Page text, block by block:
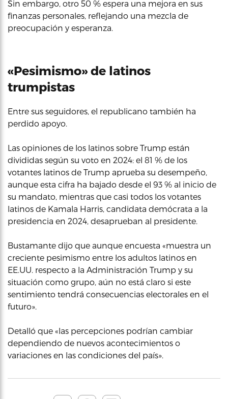
Sin embargo, otro 50 % espera una mejora en sus
finanzas personales, reflejando una mezcla de
preocupación y esperanza.
«Pesimismo» de latinos
trumpistas
Entre sus seguidores, el republicano también ha
perdido apoyo.
Las opiniones de los latinos sobre Trump están
divididas según su voto en 2024: el 81 % de los
votantes latinos de Trump aprueba su desempeño,
aunque esta cifra ha bajado desde el 93 % al inicio de
su mandato, mientras que casi todos los votantes
latinos de Kamala Harris, candidata demócrata a la
presidencia en 2024, desaprueban al presidente.
Bustamante dijo que aunque encuesta «muestra un
creciente pesimismo entre los adultos latinos en
EE.UU. respecto a la Administración Trump y su
situación como grupo, aún no está claro si este
sentimiento tendrá consecuencias electorales en el
futuro».
Detalló que «las percepciones podrían cambiar
dependiendo de nuevos acontecimientos o
variaciones en las condiciones del país».